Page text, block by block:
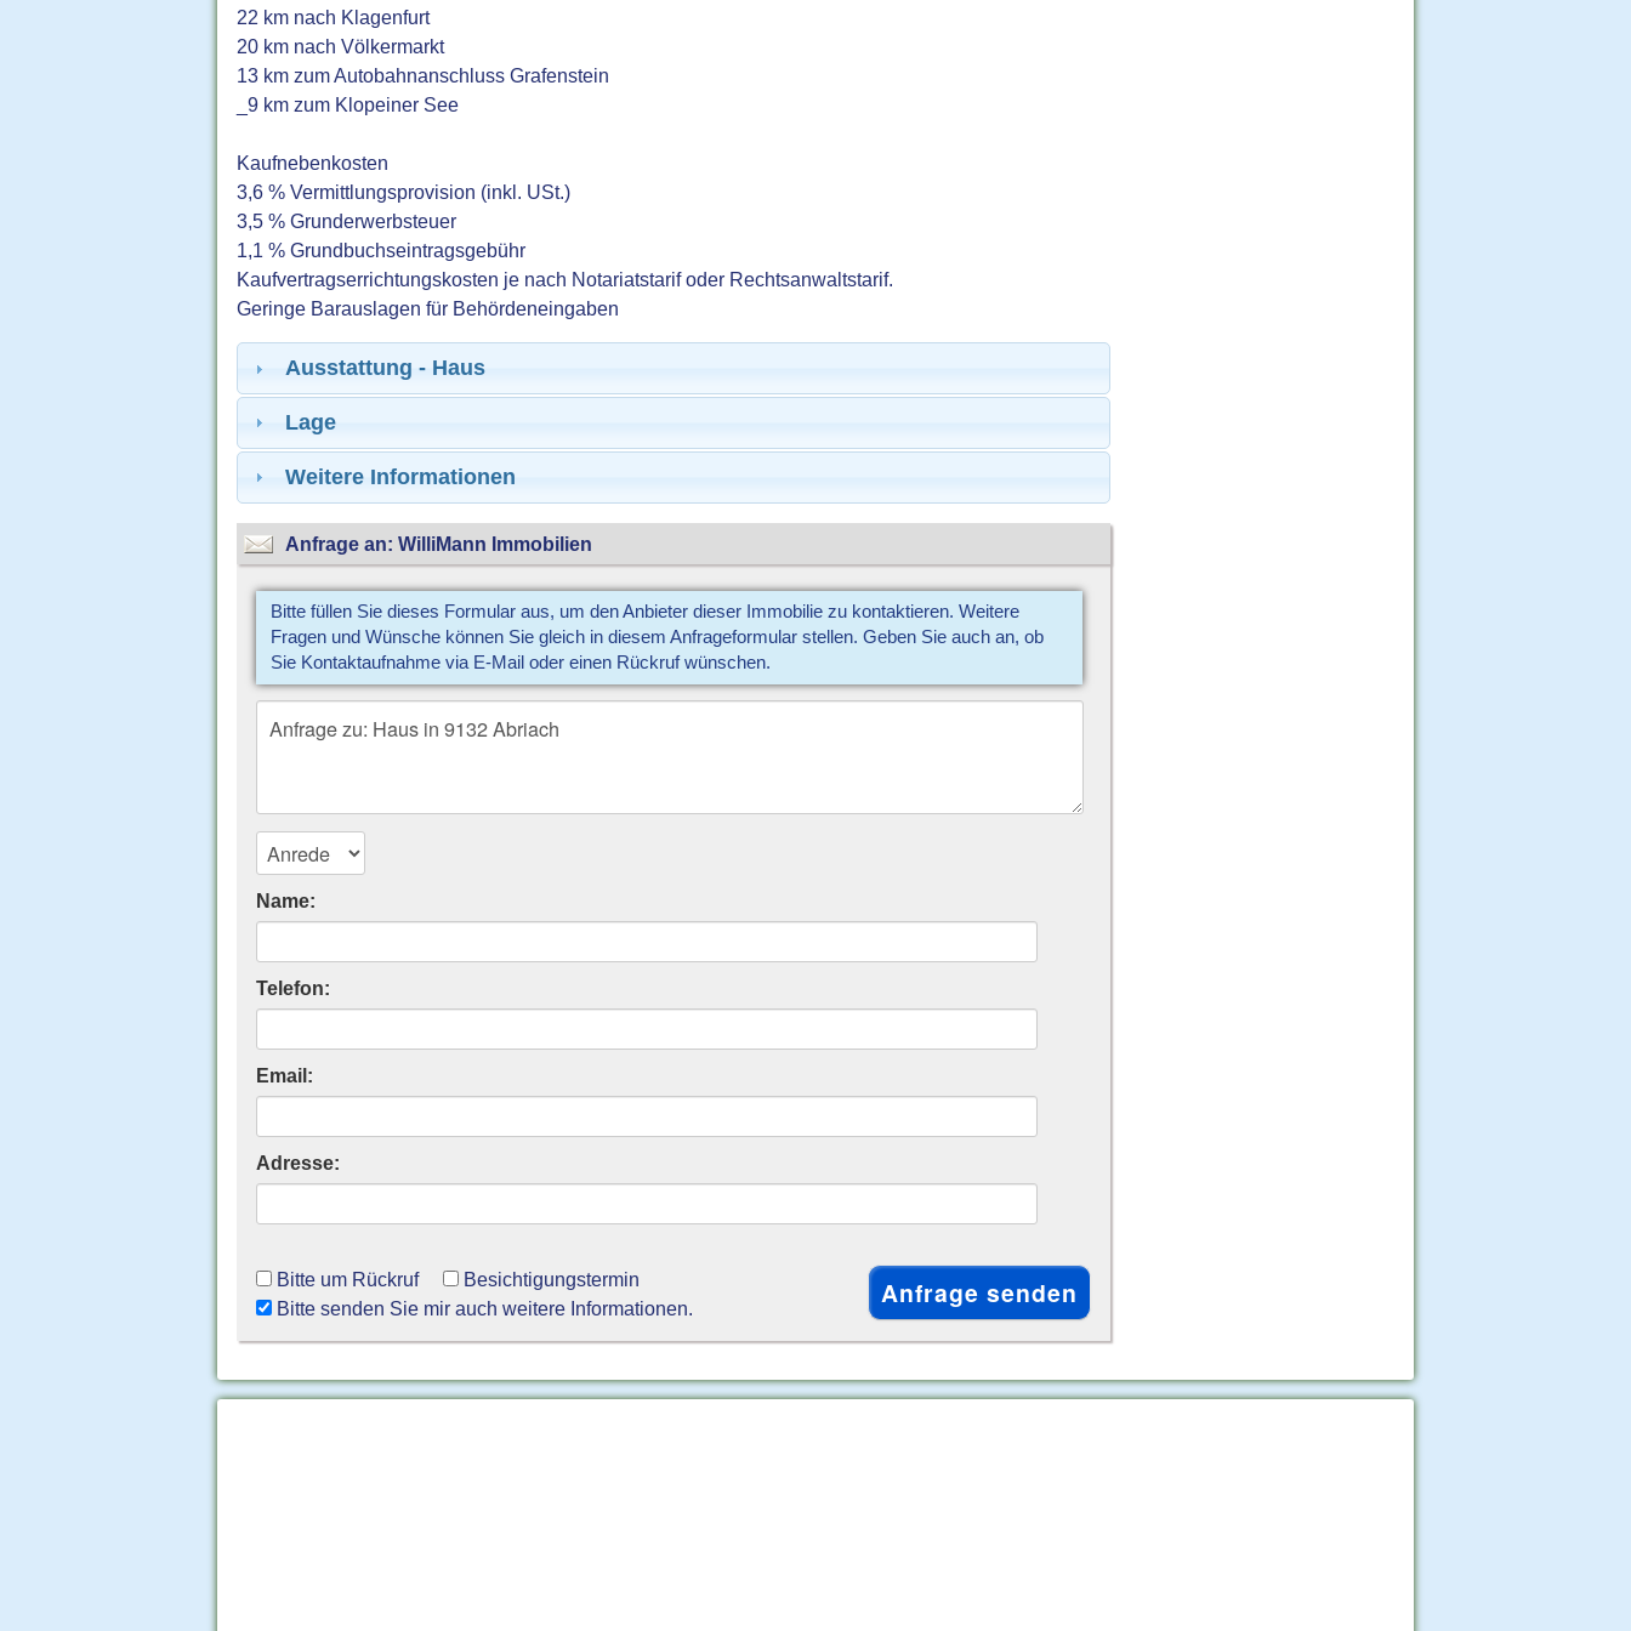
22 km nach Klagenfurt
20 km nach Völkermarkt
13 km zum Autobahnanschluss Grafenstein
_9 km zum Klopeiner See
Kaufnebenkosten
3,6 % Vermittlungsprovision (inkl. USt.)
3,5 % Grunderwerbsteuer
1,1 % Grundbuchseintragsgebühr
Kaufvertragserrichtungskosten je nach Notariatstarif oder Rechtsanwaltstarif.
Geringe Barauslagen für Behördeneingaben
Ausstattung - Haus
Lage
Weitere Informationen
Anfrage an: WilliMann Immobilien
Bitte füllen Sie dieses Formular aus, um den Anbieter dieser Immobilie zu kontaktieren. Weitere
Fragen und Wünsche können Sie gleich in diesem Anfrageformular stellen. Geben Sie auch an, ob
Sie Kontaktaufnahme via E-Mail oder einen Rückruf wünschen.
Name:
Telefon:
Email:
Adresse:
Bitte um Rückruf
Besichtigungstermin
Bitte senden Sie mir auch weitere Informationen.